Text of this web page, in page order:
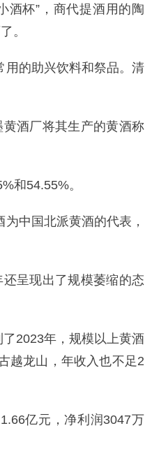
酒杯”，商代提酒用的陶
。
用的助兴饮料和祭品。清
酒厂将其生产的黄酒称
和54.55%。
中国北派黄酒的代表，
呈现出了规模萎缩的态
2023年，规模以上黄酒
越龙山，年收入也不足2
亿元，净利润3047万